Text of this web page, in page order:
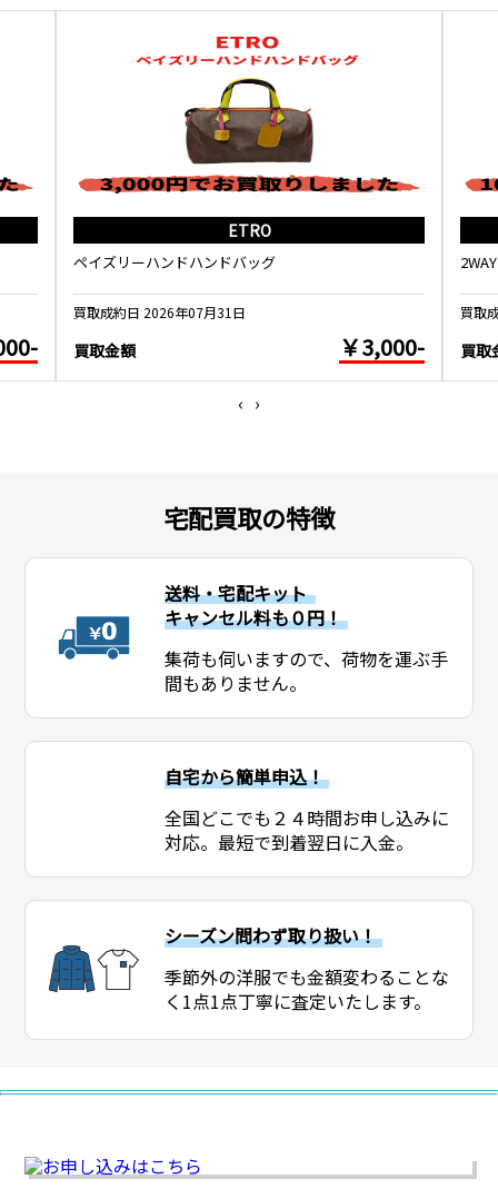
ETRO
ペイズリーハンドハンドバッグ
買取成約日 2026年07月31日
買取金額 ￥3,000-
買取
買取
‹ ›
宅配買取の特徴
送料・宅配キット
キャンセル料も０円！
集荷も伺いますので、荷物を運ぶ手
間もありません。
自宅から簡単申込！
全国どこでも２４時間お申し込みに
対応。最短で到着翌日に入金。
シーズン問わず取り扱い！
季節外の洋服でも金額変わることな
く1点1点丁寧に査定いたします。